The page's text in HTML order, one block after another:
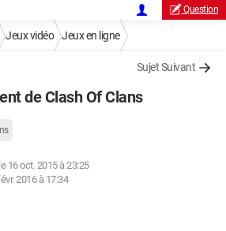
Question
Jeux vidéo Jeux en ligne
Sujet Suivant
de Clash Of Clans
16 oct. 2015 à 23:25
2016 à 17:34